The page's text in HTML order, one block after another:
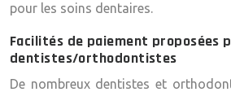
pour les soins dentaires.
Facilités de paiement proposées
dentistes/orthodontistes
De nombreux dentistes et